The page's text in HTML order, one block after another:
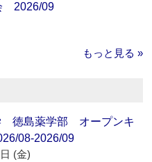
2026/09
もっと見る »
徳島薬学部 オープンキ
08-2026/09
(金)